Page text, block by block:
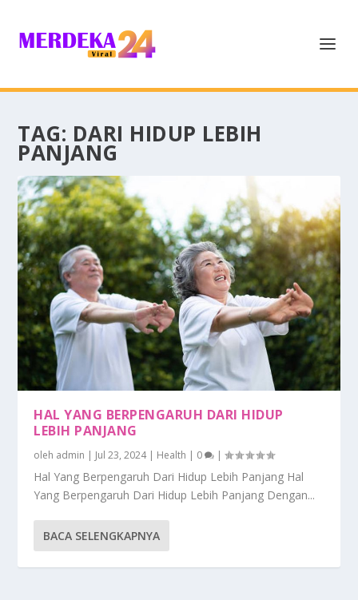
TAG: DARI HIDUP LEBIH
PANJANG
HAL YANG BERPENGARUH DARI HIDUP
LEBIH PANJANG
oleh admin | Jul 23, 2024| Health | 0 |
Hal Yang Berpengaruh Dari Hidup Lebih Panjang Hal
Yang Berpengaruh Dari Hidup Lebih Panjang Dengan...
BACA SELENGKAPNYA